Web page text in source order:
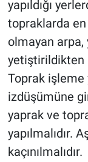
yapıldığı
topraklarda en
olmayan arpa,
yetiştirildikten
Toprak işleme
izdüşümüne
yaprak ve
yapılmalıdır.
kaçınılmalıdır.